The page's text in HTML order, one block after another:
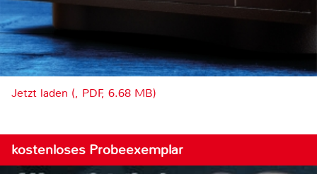
Jetzt laden (, PDF, 6.68 MB)
kostenloses Probeexemplar